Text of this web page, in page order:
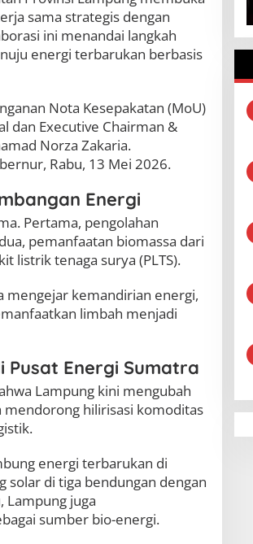
sama strategis dengan
ini menandai langkah
energi terbarukan berbasis
Nota Kesepakatan (MoU)
dan Executive Chairman &
Norza Zakaria.
Rabu, 13 Mei 2026.
Energi
Pertama, pengolahan
pemanfaatan biomassa dari
listrik tenaga surya (PLTS).
mengejar kemandirian energi,
limbah menjadi
Energi Sumatra
Lampung kini mengubah
hilirisasi komoditas
energi terbarukan di
di tiga bendungan dengan
Lampung juga
sumber bio-energi.